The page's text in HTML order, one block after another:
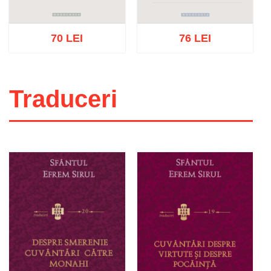
Stoc epuizat
70 LEI 76 LEI
Traduceri